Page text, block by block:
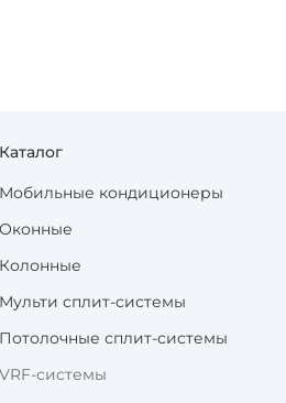
Каталог
Мобильные кондиционеры
Оконные
Колонные
Мульти сплит-системы
Потолочные сплит-системы
VRF-системы